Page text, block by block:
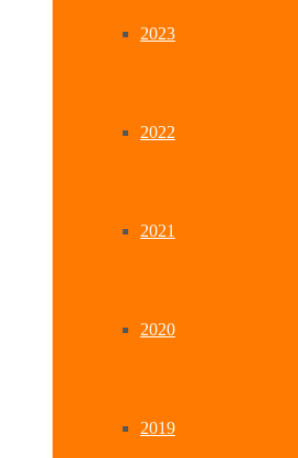
2023
2022
2021
2020
2019